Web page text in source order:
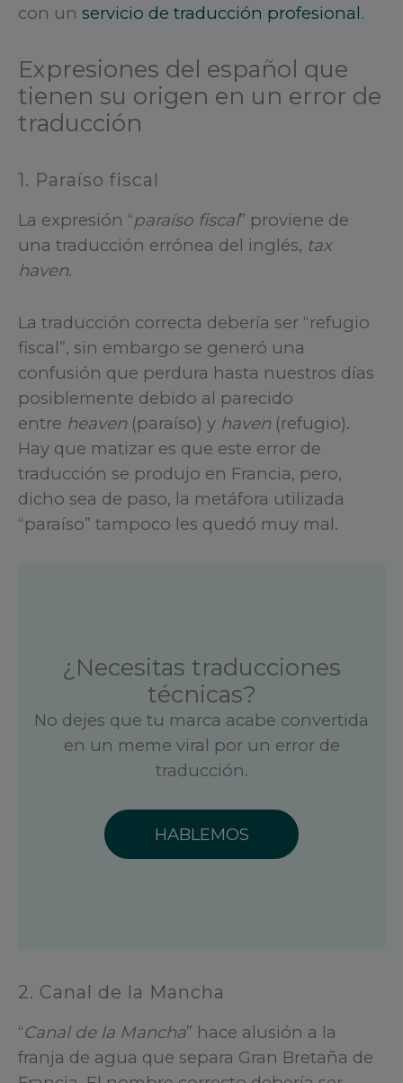
con un servicio de traducción profesional.
Expresiones del español que
tienen su origen en un error de
traducción
1. Paraíso fiscal
La expresión “paraíso fiscal” proviene de
una traducción errónea del inglés, tax
haven.
La traducción correcta debería ser “refugio
fiscal”, sin embargo se generó una
confusión que perdura hasta nuestros días
posiblemente debido al parecido
entre heaven(paraíso) y haven(refugio).
Hay que matizar es que este error de
traducción se produjo en Francia, pero,
dicho sea de paso, la metáfora utilizada
“paraíso” tampoco les quedó muy mal.
¿Necesitas traducciones
técnicas?
No dejes que tu marca acabe convertida
en un meme viral por un error de
traducción.
HABLEMOS
2. Canal de la Mancha
“Canal de la Mancha” hace alusión a la
franja de agua que separa Gran Bretaña de